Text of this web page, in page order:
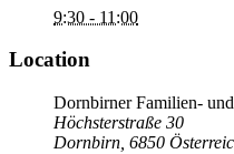
9:30 - 11:00
Location
Dornbirner Familien-
Höchsterstraße 30
Dornbirn 6850